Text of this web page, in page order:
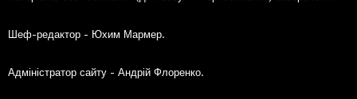
Шеф-редактор - Юхим Мармер.
Адміністратор сайту - Андрій Флоренко.